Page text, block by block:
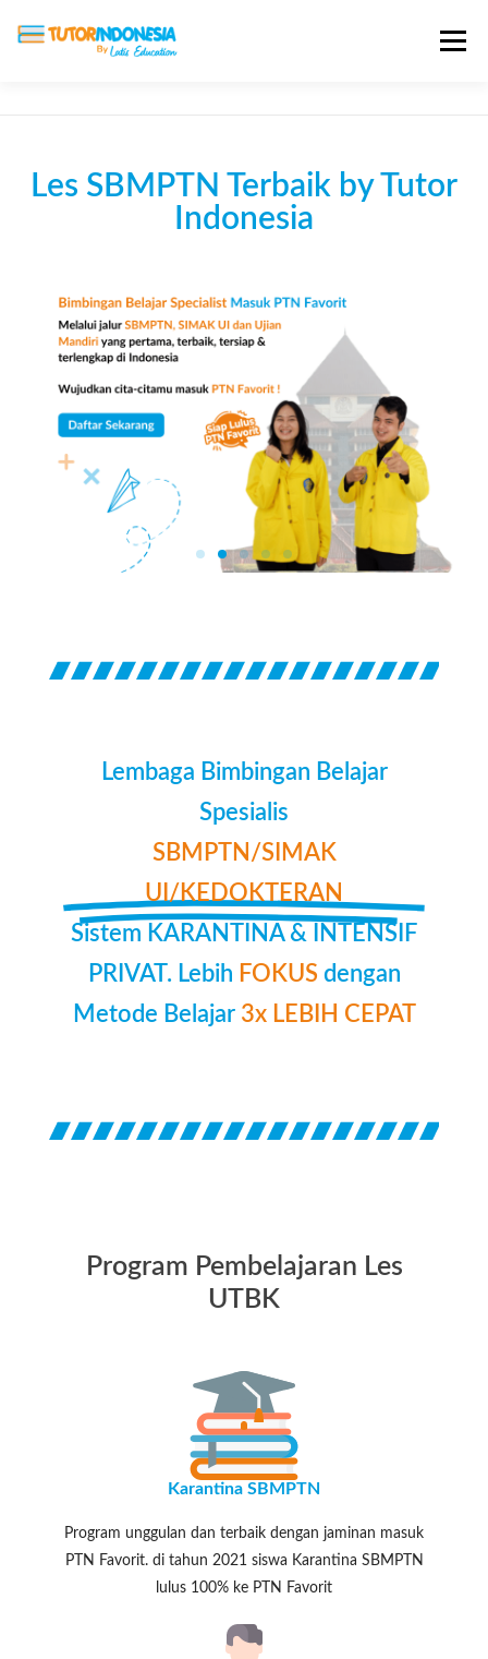
Menu
TESTIMONI PROFIL ALUMNI
Les SBMPTN Terbaik by Tutor
Indonesia
Lembaga Bimbingan Belajar
Spesialis
SBMPTN/SIMAK
UI/KEDOKTERAN
Sistem KARANTINA & INTENSIF
PRIVAT. Lebih FOKUS dengan
Metode Belajar 3x LEBIH CEPAT
Program Pembelajaran Les
UTBK
Karantina SBMPTN
Program unggulan dan terbaik dengan jaminan masuk
PTN Favorit. di tahun 2021 siswa Karantina SBMPTN
lulus 100% ke PTN Favorit